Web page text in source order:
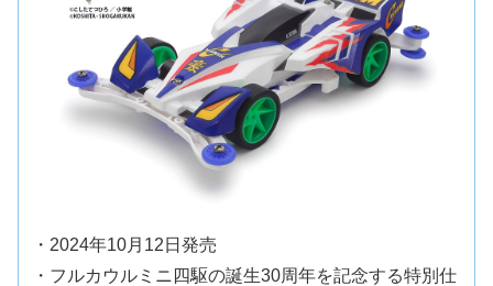
・2024年10月12日発売
・フルカウルミニ四駆の誕生30周年を記念する特別仕